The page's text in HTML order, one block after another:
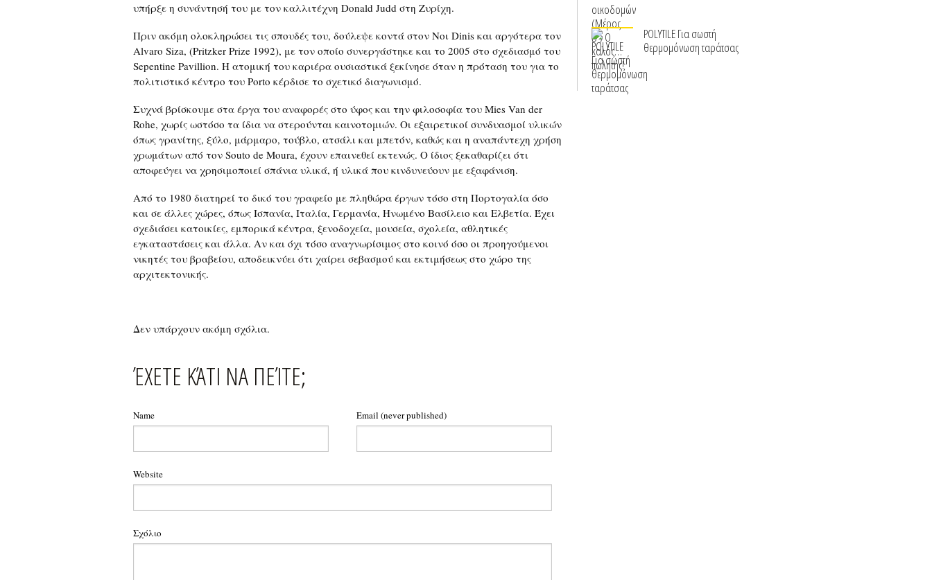
υπήρξε η συνάντησή του με τον καλλιτέχνη Donald Judd στη Ζυρίχη.
Πριν ακόμη ολοκληρώσει τις σπουδές του, δούλεψε κοντά στον Noι Dinis και αργότερα τον
Αlvaro Siza, (Pritzker Prize 1992), με τον οποίο συνεργάστηκε και το 2005 στο σχεδιασμό του
Sepentine Pavillion. Η ατομική του καριέρα ουσιαστικά ξεκίνησε όταν η πρόταση του για το
πολιτιστικό κέντρο του Porto κέρδισε το σχετικό διαγωνισμό.
Συχνά βρίσκουμε στα έργα του αναφορές στο ύφος και την φιλοσοφία του Mies Van der
Rohe, χωρίς ωστόσο τα ίδια να στερούνται καινοτομιών. Οι εξαιρετικοί συνδυασμοί υλικών
όπως γρανίτης, ξύλο, μάρμαρο, τούβλο, ατσάλι και μπετόν, καθώς και η αναπάντεχη χρήση
χρωμάτων από τον Souto de Moura, έχουν επαινεθεί εκτενώς. Ο ίδιος ξεκαθαρίζει ότι
αποφεύγει να χρησιμοποιεί σπάνια υλικά, ή υλικά που κινδυνεύουν με εξαφάνιση.
Από το 1980 διατηρεί το δικό του γραφείο με πληθώρα έργων τόσο στη Πορτογαλία όσο
και σε άλλες χώρες, όπως Ισπανία, Ιταλία, Γερμανία, Ηνωμένο Βασίλειο και Ελβετία. Έχει
σχεδιάσει κατοικίες, εμπορικά κέντρα, ξενοδοχεία, μουσεία, σχολεία, αθλητικές
εγκαταστάσεις και άλλα. Αν και όχι τόσο αναγνωρίσιμος στο κοινό όσο οι προηγούμενοι
νικητές του βραβείου, αποδεικνύει ότι χαίρει σεβασμού και εκτιμήσεως στο χώρο της
αρχιτεκτονικής.
Δεν υπάρχουν ακόμη σχόλια.
ΈΧΕΤΕ ΚΆΤΙ ΝΑ ΠΕΊΤΕ;
Name Email (never published)
Website
Σχόλιο
POLYTILE Για σωστή
θερμομόνωση ταράτσας